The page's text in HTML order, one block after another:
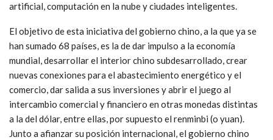
artificial, computación en la nube y ciudades inteligentes.
El objetivo de esta iniciativa del gobierno chino, a la que ya se
han sumado 68 países, es la de dar impulso a la economía
mundial, desarrollar el interior chino subdesarrollado, crear
nuevas conexiones para el abastecimiento energético y el
comercio, dar salida a sus inversiones y abrir el juego al
intercambio comercial y financiero en otras monedas distintas
a la del dólar, entre ellas, por supuesto el renminbi (o yuan).
Junto a afianzar su posición internacional, el gobierno chino